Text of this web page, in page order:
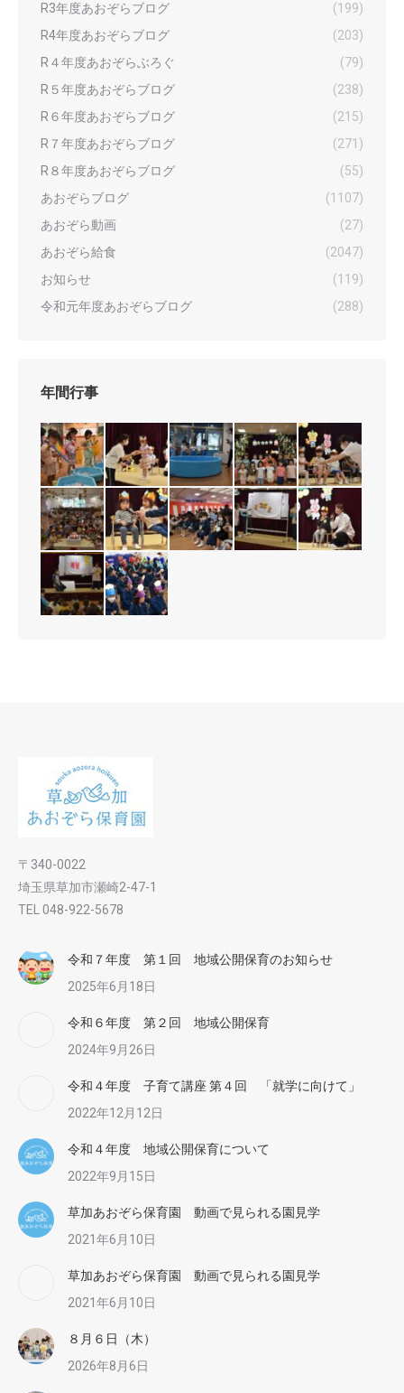
R3年度あおぞらブログ
(199)
R4年度あおぞらブログ
(203)
R４年度あおぞらぶろぐ
(79)
R５年度あおぞらブログ
(238)
R６年度あおぞらブログ
(215)
R７年度あおぞらブログ
(271)
R８年度あおぞらブログ
(55)
あおぞらブログ
(1107)
あおぞら動画
(27)
あおぞら給食
(2047)
お知らせ
(119)
令和元年度あおぞらブログ
(288)
年間行事
〒340-0022
埼玉県草加市瀬崎2-47-1
TEL 048-922-5678
令和７年度 第１回 地域公開保育のお知らせ
2025年6月18日
令和６年度 第２回 地域公開保育
2024年9月26日
令和４年度 子育て講座 第４回 「就学に向けて」
2022年12月12日
令和４年度 地域公開保育について
2022年9月15日
草加あおぞら保育園 動画で見られる園見学
2021年6月10日
草加あおぞら保育園 動画で見られる園見学
2021年6月10日
８月６日（木）
2026年8月6日